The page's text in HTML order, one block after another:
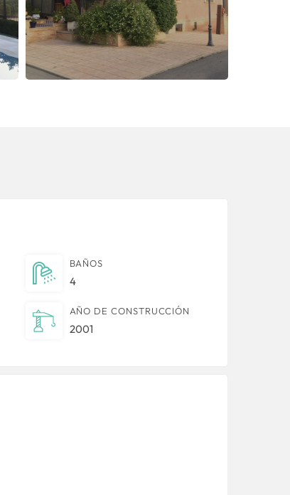
BAÑOS
4
AÑO DE CONSTRUCCIÓN
2001